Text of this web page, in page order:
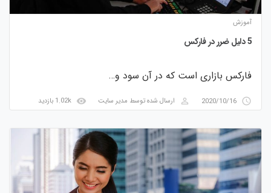
آموزش
5 دلیل ضرر در فارکس
فارکس بازاری است که در آن سود و…
access_time
2020/10/16
perm_identity ارسال شده توسط مدیر سایت visibility